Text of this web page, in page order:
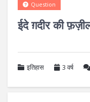
ईदे ग़दीर की
Question
इतिहास 3 वर्ष